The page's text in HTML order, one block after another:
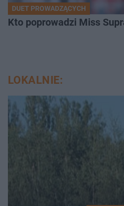
DUET PROWADZĄCYCH
Kto poprowadzi Miss
LOKALNIE: